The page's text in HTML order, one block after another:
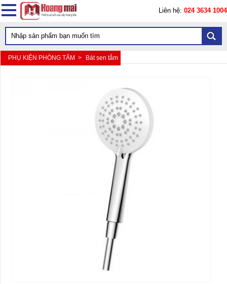
Liên hệ: 024 3634 1004
PHỤ KIỆN PHÒNG TẮM > Bát sen tắm